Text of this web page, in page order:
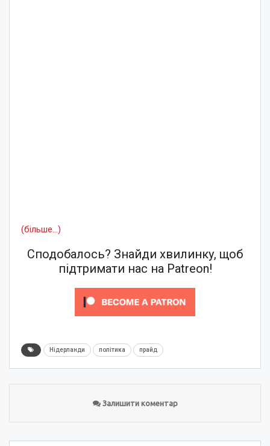
(більше…)
Сподобалось? Знайди хвилинку, щоб
підтримати нас на Patreon!
Нідерланди політика прайд
Залишити коментар